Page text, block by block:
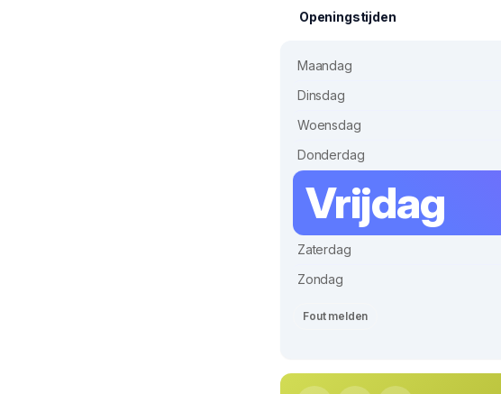
Openingstijden
Maandag
Dinsdag
Woensdag
Donderdag
Vrijdag
Zaterdag
Zondag
Fout melden